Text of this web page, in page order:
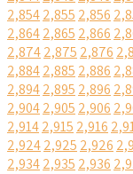
2,8542,855 2,856
2,8642,865 2,866
2,8742,875 2,876
2,8842,885 2,886
2,8942,895 2,896
2,9042,905 2,906
2,9142,915 2,916
2,9242,925 2,926
2,9342,935 2,936